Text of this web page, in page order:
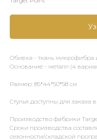
Обивка - ткань микрофибра
Основание - металл (4
Размер: 85*44*50*58 см
Стулья доступны для заказа
Производство фабрики
Сроки производства
сезонности/складской